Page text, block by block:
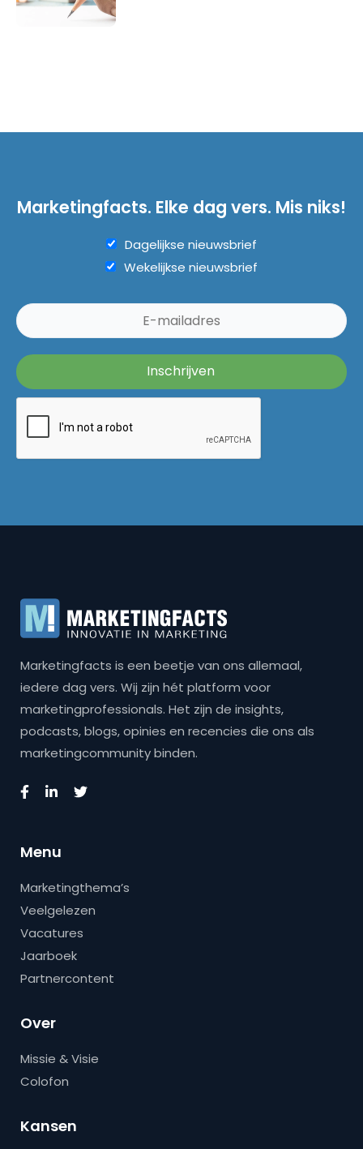
Marketingfacts. Elke dag vers. Mis niks!
Dagelijkse nieuwsbrief
Wekelijkse nieuwsbrief
Marketingfacts is een beetje van ons allemaal,
iedere dag vers. Wij zijn hét platform voor
marketingprofessionals. Het zijn de insights,
podcasts, blogs, opinies en recencies die ons als
marketingcommunity binden.
Menu
Marketingthema’s
Veelgelezen
Vacatures
Jaarboek
Partnercontent
Over
Missie & Visie
Colofon
Kansen